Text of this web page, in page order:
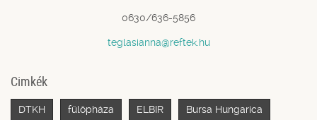
0630/636-5856
teglasianna@reftek.hu
Cimkék
DTKH fülöpháza ELBIR Bursa Hungarica